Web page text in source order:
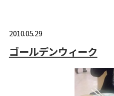
2010.05.29
ゴールデンウィーク